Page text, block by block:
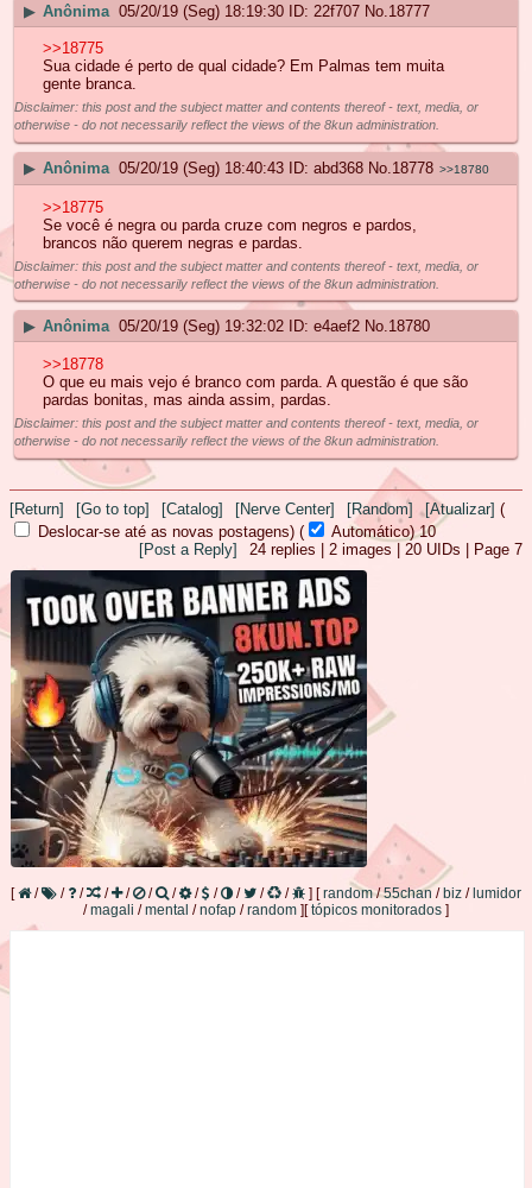
▶ Anônima 05/20/19 (Seg) 18:19:30 22f707 No. 18777
>>18775
Sua cidade é perto de qual cidade? Em Palmas tem muita
gente branca.
Disclaimer: this post and the subject matter and contents thereof - text, media, or
otherwise - do not necessarily reflect the views of the 8kun administration.
▶ Anônima 05/20/19 (Seg) 18:40:43 abd368 No.18778 >>18780
>>18775
Se você é negra ou parda cruze com negros e pardos,
brancos não querem negras e pardas.
Disclaimer: this post and the subject matter and contents thereof - text, media, or
otherwise - do not necessarily reflect the views of the 8kun administration.
▶ Anônima 05/20/19 (Seg) 19:32:02 e4aef2 No.18780
>>18778
O que eu mais vejo é branco com parda. A questão é que são
pardas bonitas, mas ainda assim, pardas.
Disclaimer: this post and the subject matter and contents thereof - text, media, or
otherwise - do not necessarily reflect the views of the 8kun administration.
[Return] [Go to top] [Catalog] [Nerve Center] [Random] [Atualizar] (
Deslocar-se até as novas postagens) ( Automático)10
24 replies | 2 images | 20 UIDs | Page 7
[Post a Reply]
[ / / / / / / / / / / / / ] [random/55chan /biz /lumidor
/magali /mental /nofap /random ][tópicos monitorados ]